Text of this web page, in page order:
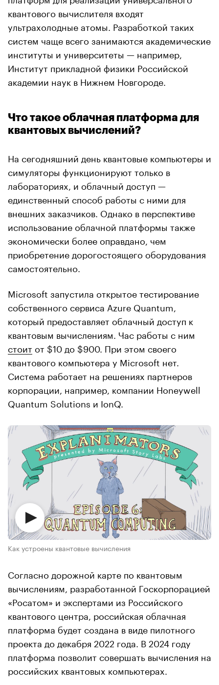
квантового вычислителя входят
ультрахолодные атомы. Разработкой таких
систем чаще всего занимаются академические
институты и университеты — например,
Институт прикладной физики Российской
академии наук в Нижнем Новгороде.
Что такое облачная платформа для
квантовых вычислений?
На сегодняшний день квантовые компьютеры и
симуляторы функционируют только в
лабораториях, и облачный доступ —
единственный способ работы с ними для
внешних заказчиков. Однако в перспективе
использование облачной платформы также
экономически более оправдано, чем
приобретение дорогостоящего оборудования
самостоятельно.
Microsoft запустила открытое тестирование
собственного сервиса Azure Quantum,
который предоставляет облачный доступ к
квантовым вычислениям. Час работы с ним
стоит от $10 до $900. При этом своего
квантового компьютера у Microsoft нет.
Система работает на решениях партнеров
корпорации, например, компании Honeywell
Quantum Solutions и IonQ.
Как устроены квантовые вычисления
Согласно дорожной карте по квантовым
вычислениям, разработанной Госкорпорацией
«Росатом» и экспертами из Российского
квантового центра, российская облачная
платформа будет создана в виде пилотного
проекта до декабря 2022 года. В 2024 году
платформа позволит совершать вычисления на
российских квантовых компьютерах.